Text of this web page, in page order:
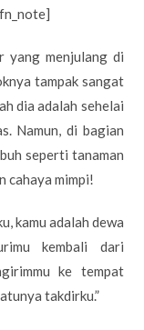
yang menjulang di
tampak sangat
dia adalah sehelai
Namun, di bagian
seperti tanaman
cahaya mimpi!
kamu adalah dewa
kembali dari
ke tempat
takdirku.”